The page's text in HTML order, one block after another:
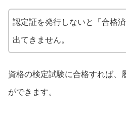
認定証を発行しないと「合格
出てきません。
資格の検定試験に合格すれば、
ができます。